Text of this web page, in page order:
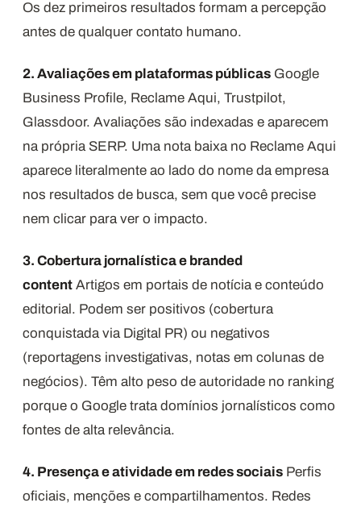
Os dez primeiros resultados formam a percepção
antes de qualquer contato humano.
2. Avaliações em plataformas públicas Google
Business Profile, Reclame Aqui, Trustpilot,
Glassdoor. Avaliações são indexadas e aparecem
na própria SERP. Uma nota baixa no Reclame Aqui
aparece literalmente ao lado do nome da empresa
nos resultados de busca, sem que você precise
nem clicar para ver o impacto.
3. Cobertura jornalística e branded
content Artigos em portais de notícia e conteúdo
editorial. Podem ser positivos (cobertura
conquistada via Digital PR) ou negativos
(reportagens investigativas, notas em colunas de
negócios). Têm alto peso de autoridade no ranking
porque o Google trata domínios jornalísticos como
fontes de alta relevância.
4. Presença e atividade em redes sociais Perfis
oficiais, menções e compartilhamentos. Redes